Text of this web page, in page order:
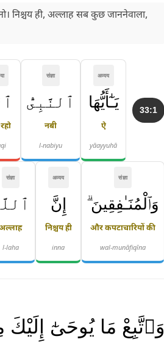
निश्चय ही, अल्लाह सब कुछ जाननेवाला,
33:1
अव्यय
يَـٰٓأَيُّهَا
ऐ
yāayyuhā
संज्ञा
ٱلنَّبِىُّ
नबी
l-nabiyu
संज्ञा
وَٱلْمُنَـٰفِقِينَ ۗ
और कपटाचारियों की
wal-munāfiqīna
अव्यय
إِنَّ
निश्चय ही
inna
संज्ञा
l-laha
وَٱتَّبِعْ مَا يُوحَىٰٓ